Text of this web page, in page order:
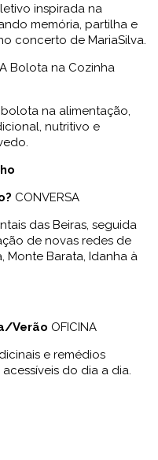
inspirada na
memória, partilha e
concerto de MariaSilva.
A Bolota na Cozinha
na alimentação,
nutritivo e
CONVERSA
das Beiras, seguida
de novas redes de
Monte Barata, Idanha à
Verão OFICINA
e remédios
do dia a dia.